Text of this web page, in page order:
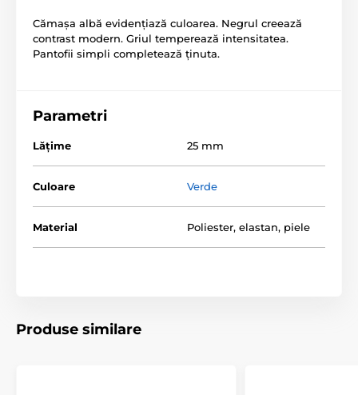
Cămașa albă evidențiază culoarea. Negrul creează
contrast modern. Griul temperează intensitatea.
Pantofii simpli completează ținuta.
Parametri
Lăţime 25 mm
Culoare Verde
Material Poliester, elastan, piele
Produse similare